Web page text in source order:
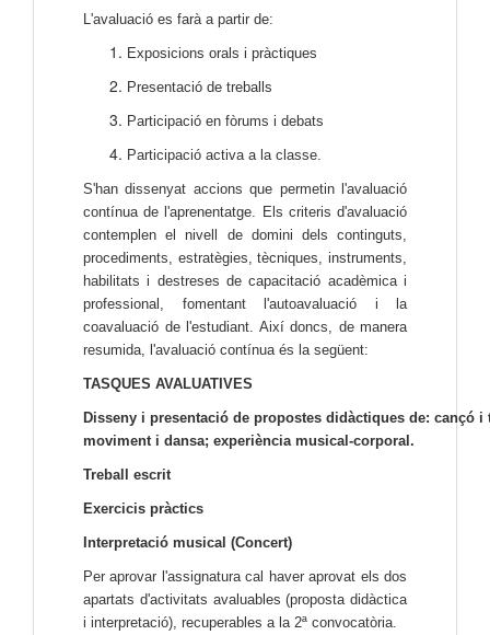
L'avaluació es farà a partir de:
Exposicions orals i pràctiques
Presentació de treballs
Participació en fòrums i debats
Participació activa a la classe.
S'han dissenyat accions que permetin l'avaluació
contínua de l'aprenentatge. Els criteris d'avaluació
contemplen el nivell de domini dels continguts,
procediments, estratègies, tècniques, instruments,
habilitats i destreses de capacitació acadèmica i
professional, fomentant l'autoavaluació i la
coavaluació de l'estudiant. Així doncs, de manera
resumida, l'avaluació contínua és la següent:
TASQUES AVALUATIVES
Disseny i presentació de propostes didàctiques de: cançó i
moviment i dansa; experiència musical-corporal.
Treball escrit
Exercicis pràctics
Interpretació musical (Concert)
Per aprovar l'assignatura cal haver aprovat els dos
apartats d'activitats avaluables (proposta didàctica
i interpretació), recuperables a la 2ª convocatòria.